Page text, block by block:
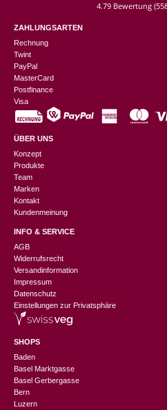
4.79 Bewertung
ZAHLUNGSARTEN
Rechnung
Twint
PayPal
MasterCard
Postfinance
Visa
ÜBER UNS
Konzept
Produkte
Team
Marken
Kontakt
Kundenmeinung
INFO & SERVICE
AGB
Widerrufsrecht
Versandinformation
Impressum
Datenschutz
Einstellungen zur Privatsphäre
SHOPS
Baden
Basel Marktgasse
Basel Gerbergasse
Bern
Luzern